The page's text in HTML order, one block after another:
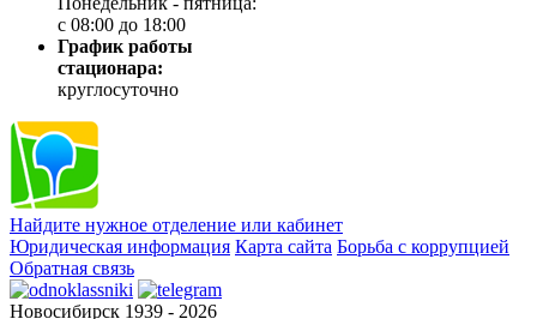
с 08:00 до 18:00
График работы
стационара:
круглосуточно
Найдите нужное отделение или кабинет
Юридическая информация Карта сайта Борьба с коррупцией
Обратная связь
Новосибирск 1939 - 2026